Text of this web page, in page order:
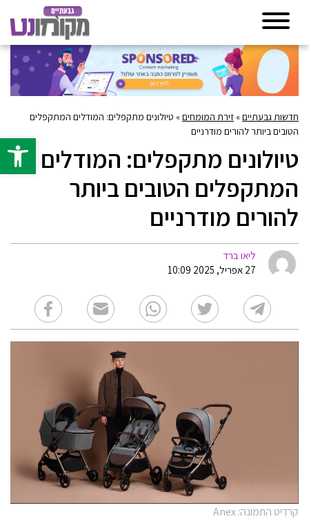
פתח
חדשות גבעתיים» זירת המומחים» טיולונים מתקפלים: המודלים המתקפלים
הטובים ביותר להורים מודרניים
טיולונים מתקפלים: המודלים
המתקפלים הטובים ביותר
להורים מודרניים
ליאו ברד
27 אפריל, 2025 10:09
קרדיט התמונה: Anex